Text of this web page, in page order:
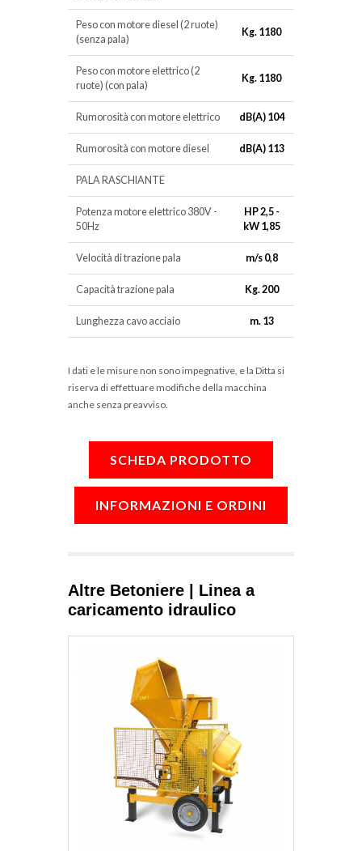
Peso con motore diesel (2 ruote)
(senza pala)
Kg. 1180
Peso con motore elettrico (2
ruote) (con pala)
Kg. 1180
Rumorosità con motore elettrico dB(A) 104
Rumorosità con motore diesel dB(A) 113
PALA RASCHIANTE
Potenza motore elettrico 380V -
50Hz
HP 2,5 -
kW 1,85
Velocità di trazione pala m/s 0,8
Capacità trazione pala Kg. 200
Lunghezza cavo acciaio m. 13
I dati e le misure non sono impegnative, e la Ditta si
riserva di effettuare modifiche della macchina
anche senza preavviso.
SCHEDA PRODOTTO
INFORMAZIONI E ORDINI
Altre Betoniere | Linea a
caricamento idraulico